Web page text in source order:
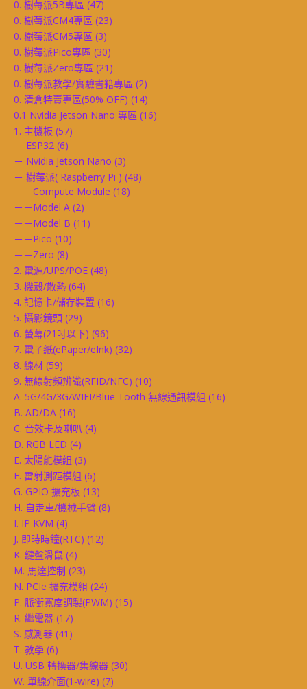
0. 樹莓派5B專區 (47)
0. 樹莓派CM4專區 (23)
0. 樹莓派CM5專區 (3)
0. 樹莓派Pico專區 (30)
0. 樹莓派Zero專區 (21)
0. 樹莓派教學/實驗書籍專區 (2)
0. 清倉特賣專區(50% OFF) (14)
0.1 Nvidia Jetson Nano 專區 (16)
1. 主機板 (57)
－ ESP32 (6)
－ Nvidia Jetson Nano (3)
－ 樹莓派( Raspberry Pi ) (48)
－－Compute Module (18)
－－Model A (2)
－－Model B (11)
－－Pico (10)
－－Zero (8)
2. 電源/UPS/POE (48)
3. 機殼/散熱 (64)
4. 記憶卡/儲存裝置 (16)
5. 攝影鏡頭 (29)
6. 螢幕(21吋以下) (96)
7. 電子紙(ePaper/eInk) (32)
8. 線材 (59)
9. 無線射頻辨識(RFID/NFC) (10)
A. 5G/4G/3G/WIFI/Blue Tooth 無線通訊模組 (16)
B. AD/DA (16)
C. 音效卡及喇叭 (4)
D. RGB LED (4)
E. 太陽能模組 (3)
F. 雷射測距模組 (6)
G. GPIO 擴充板 (13)
H. 自走車/機械手臂 (8)
I. IP KVM (4)
J. 即時時鐘(RTC) (12)
K. 鍵盤滑鼠 (4)
M. 馬達控制 (23)
N. PCIe 擴充模組 (24)
P. 脈衝寬度調製(PWM) (15)
R. 繼電器 (17)
S. 感測器 (41)
T. 教學 (6)
U. USB 轉換器/集線器 (30)
W. 單線介面(1-wire) (7)